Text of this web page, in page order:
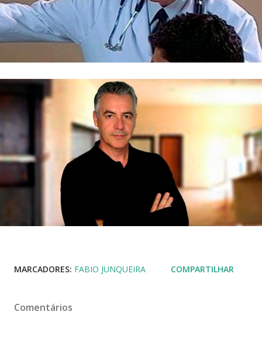
MARCADORES: FABIO JUNQUEIRA COMPARTILHAR
Comentários